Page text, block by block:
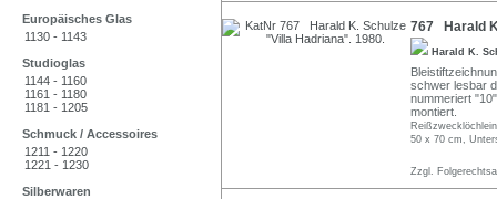
Europäisches Glas
1130 - 1143
Studioglas
1144 - 1160
1161 - 1180
1181 - 1205
Schmuck / Accessoires
1211 - 1220
1221 - 1230
Silberwaren
767 Harald
Harald K.
schwer lesbar
nummeriert
montiert.
50 x 70 cm,
Zzgl.